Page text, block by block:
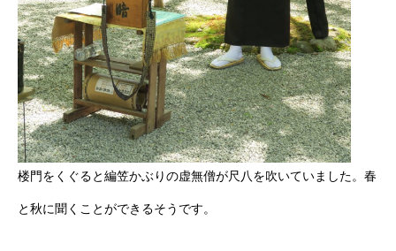
楼門をくぐると編笠かぶりの虚無僧が尺八を吹いていました。春
と秋に聞くことができるそうです。